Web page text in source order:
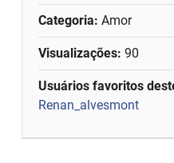
Categoria: Amor
Visualizações: 90
Usuários favoritos
Renan_alvesmont